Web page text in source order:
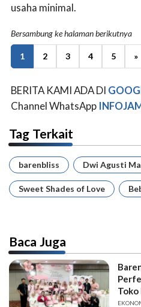
usaha minimal.
Bersambung ke halaman berikutnya
1 2 3 4 5 »
BERITA KAMI ADA DI
Channel WhatsApp
Tag Terkait
barenbliss Dwi Agusti
Sweet Shades of Love
Baca Juga
Toko